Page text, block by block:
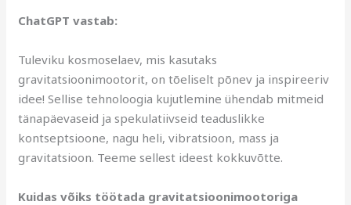
ChatGPT vastab:
Tuleviku kosmoselaev, mis kasutaks
gravitatsioonimootorit, on tõeliselt põnev ja inspireeriv
idee! Sellise tehnoloogia kujutlemine ühendab mitmeid
tänapäevaseid ja spekulatiivseid teaduslikke
kontseptsioone, nagu heli, vibratsioon, mass ja
gravitatsioon. Teeme sellest ideest kokkuvõtte.
Kuidas võiks töötada gravitatsioonimootoriga